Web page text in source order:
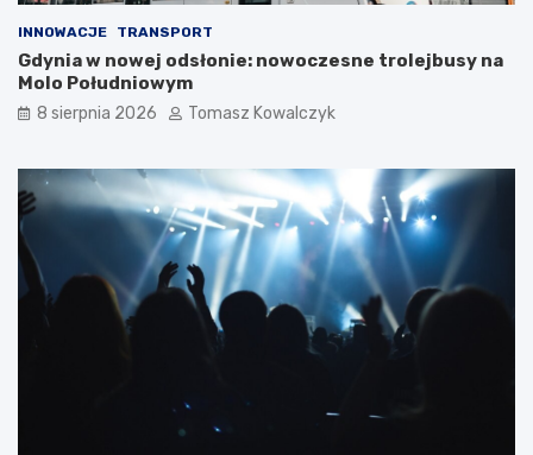
INNOWACJE TRANSPORT
Gdynia w nowej odsłonie: nowoczesne trolejbusy na
Molo Południowym
8 sierpnia 2026 Tomasz Kowalczyk